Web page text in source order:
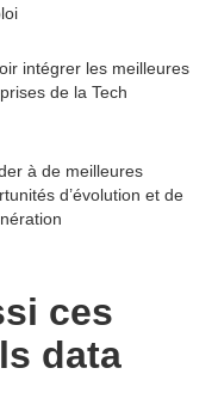
intégrer les meilleures
de la Tech
à de meilleures
d’évolution et de
ces
data